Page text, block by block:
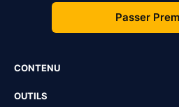
Passer
CONTENU
OUTILS